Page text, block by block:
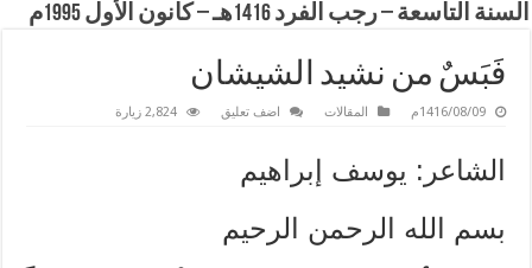
السنة التاسعة – رجب الفرد 1416هـ – كانون الأول 1995م
فَبَسٌ من نشيد الشيشان
1416/08/09م المقالات اضف تعليق 2,824 زيارة
الشاعر: يوسف إبراهيم
بسم الله الرحمن الرحيم